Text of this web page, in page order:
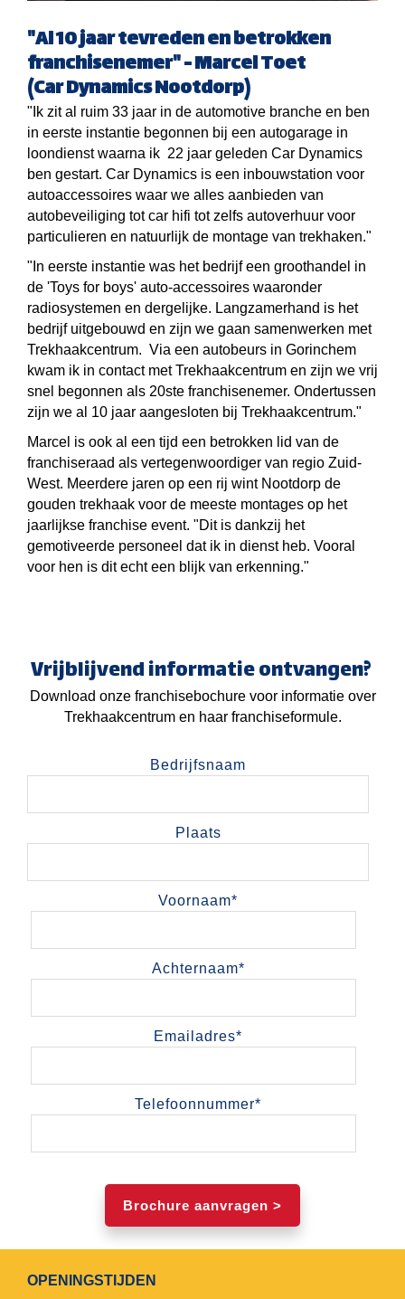
"Al 10 jaar tevreden en betrokken
franchisenemer" - Marcel Toet
(Car Dynamics Nootdorp)
"Ik zit al ruim 33 jaar in de automotive branche en ben
in eerste instantie begonnen bij een autogarage in
loondienst waarna ik 22 jaar geleden Car Dynamics
ben gestart. Car Dynamics is een inbouwstation voor
autoaccessoires waar we alles aanbieden van
autobeveiliging tot car hifi tot zelfs autoverhuur voor
particulieren en natuurlijk de montage van trekhaken."
"In eerste instantie was het bedrijf een groothandel in
de 'Toys for boys' auto-accessoires waaronder
radiosystemen en dergelijke. Langzamerhand is het
bedrijf uitgebouwd en zijn we gaan samenwerken met
Trekhaakcentrum. Via een autobeurs in Gorinchem
kwam ik in contact met Trekhaakcentrum en zijn we vrij
snel begonnen als 20ste franchisenemer. Ondertussen
zijn we al 10 jaar aangesloten bij Trekhaakcentrum."
Marcel is ook al een tijd een betrokken lid van de
franchiseraad als vertegenwoordiger van regio Zuid-
West. Meerdere jaren op een rij wint Nootdorp de
gouden trekhaak voor de meeste montages op het
jaarlijkse franchise event. "Dit is dankzij het
gemotiveerde personeel dat ik in dienst heb. Vooral
voor hen is dit echt een blijk van erkenning."
Vrijblijvend informatie ontvangen?
Download onze franchisebochure voor informatie over
Trekhaakcentrum en haar franchiseformule.
Bedrijfsnaam
Plaats
Voornaam*
Achternaam*
Emailadres*
Telefoonnummer*
OPENINGSTIJDEN